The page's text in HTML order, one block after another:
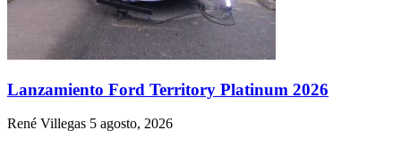
Lanzamiento Ford Territory Platinum 2026
René Villegas 5 agosto, 2026